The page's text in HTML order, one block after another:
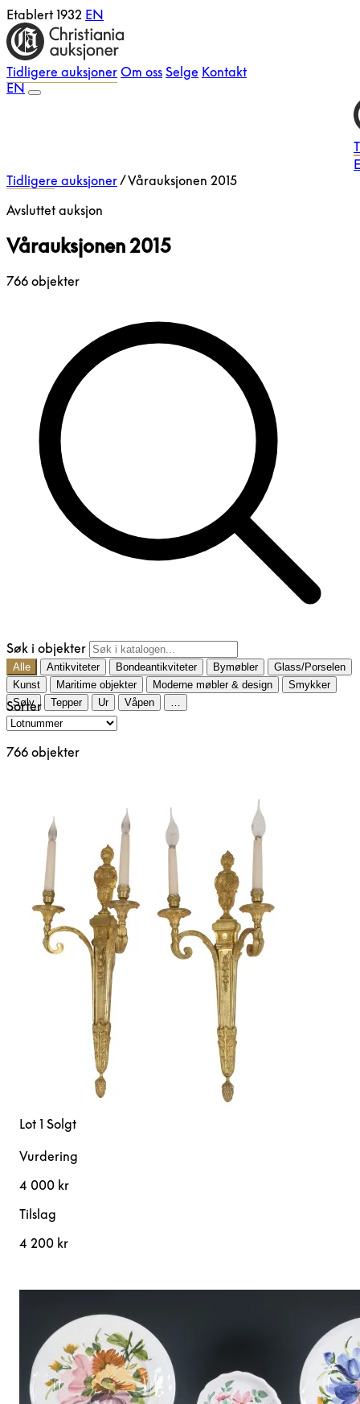
Etablert 1932 EN
Tidligere auksjoner Om oss Selge Kontakt
EN
Tidligere auksjoner/Vårauksjonen 2015
Avsluttet auksjon
Vårauksjonen 2015
766 objekter
Søk i objekter
Alle Antikviteter Bondeantikviteter Bymøbler
Glass/Porselen
Kunst
Maritime objekter Moderne møbler & design
Smykker
Sølv
Tepper Ur Våpen
Sorter
766 objekter
Lot 1 Solgt
Vurdering
4 000 kr
Tilslag
4 200 kr